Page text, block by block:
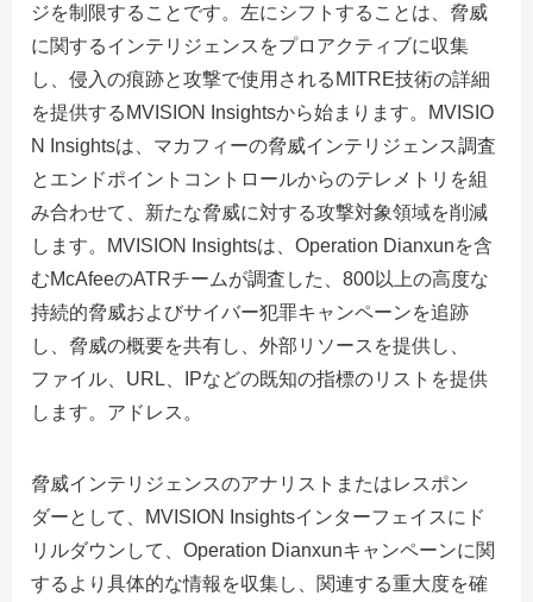
ジを制限することです。左にシフトすることは、脅威
に関するインテリジェンスをプロアクティブに収集
し、侵入の痕跡と攻撃で使用されるMITRE技術の詳細
を提供するMVISION Insightsから始まります。MVISIO
N Insightsは、マカフィーの脅威インテリジェンス調査
とエンドポイントコントロールからのテレメトリを組
み合わせて、新たな脅威に対する攻撃対象領域を削減
します。MVISION Insightsは、Operation Dianxunを含
むMcAfeeのATRチームが調査した、800以上の高度な
持続的脅威およびサイバー犯罪キャンペーンを追跡
し、脅威の概要を共有し、外部リソースを提供し、
ファイル、URL、IPなどの既知の指標のリストを提供
します。アドレス。
脅威インテリジェンスのアナリストまたはレスポン
ダーとして、MVISION Insightsインターフェイスにド
リルダウンして、Operation Dianxunキャンペーンに関
するより具体的な情報を収集し、関連する重大度を確